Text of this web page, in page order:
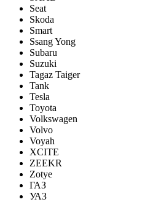
Seat
Skoda
Smart
Ssang Yong
Subaru
Suzuki
Tagaz Taiger
Tank
Tesla
Toyota
Volkswagen
Volvo
Voyah
XCITE
ZEEKR
Zotye
ГАЗ
УАЗ